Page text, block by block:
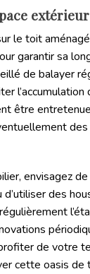
le toit
garantir sa
de balayer
l’accumulation
être
envisagez
d’utiliser des
de votre
cette oasis de